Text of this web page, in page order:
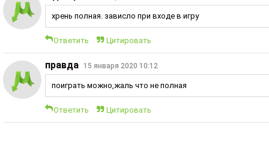
хрень полная. зависло при входе в игру
Ответить Цитировать
правда 15 января 2020 10:12
поиграть можно,жаль что не полная
Ответить Цитировать